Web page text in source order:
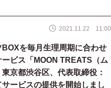
2021.11.22 11:00
を毎月生理周期に合わせ
ビス「MOON TREATS（ム
京都渋谷区、代表取締役：
ービスの提供を開始しまし